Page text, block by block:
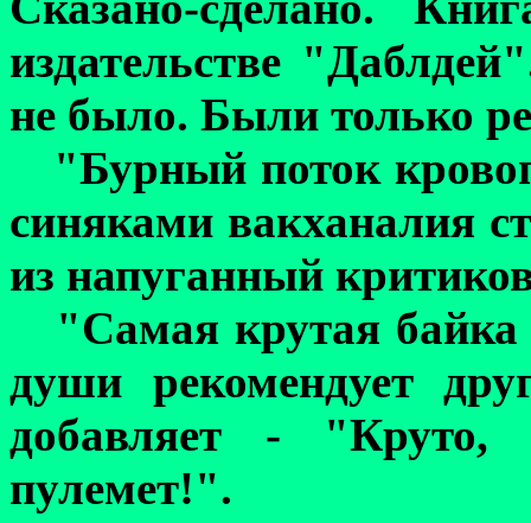
издательстве
не было. Были только
"Бурный поток
синяками вакханалия
из напуганный
"Самая крутая байка
души рекомендует
добавляет -
пулемет!".